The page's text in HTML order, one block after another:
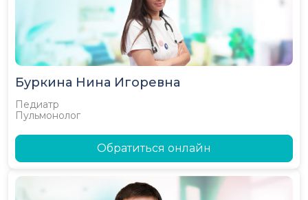
Буркина Нина Игоревна
Педиатр
Пульмонолог
Обратиться онлайн